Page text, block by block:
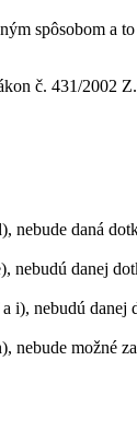
spôsobom a
č. 431/2002
daná
danej
nebudú
nebude